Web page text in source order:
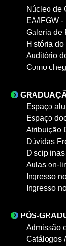
Núcleo de
EA/IFGW
Galeria de
História do
Auditório
Como
Espaço
Espaço
Atribuição
Dúvidas
Disciplinas
Aulas on-
Ingresso
Ingresso
PÓS-
Admissão
Catálogos